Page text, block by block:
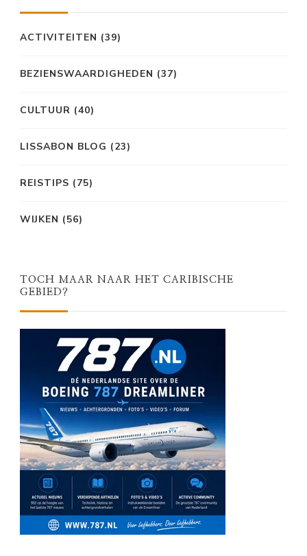
ACTIVITEITEN (39)
BEZIENSWAARDIGHEDEN (37)
CULTUUR (40)
LISSABON BLOG (23)
REISTIPS (75)
WIJKEN (56)
TOCH MAAR NAAR HET CARIBISCHE
GEBIED?